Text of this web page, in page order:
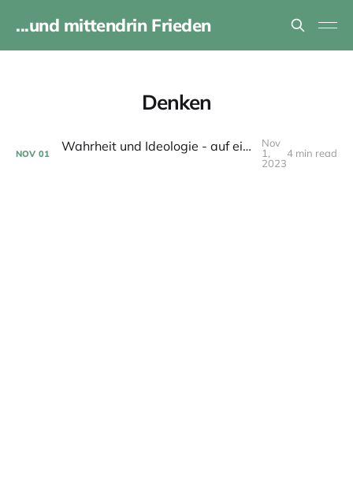
...und mittendrin Frieden
Denken
NOV 01 Wahrheit und Ideologie - auf einen Spaziergang mit Luigi Pareyson
Nov
1,
2023
4 min read